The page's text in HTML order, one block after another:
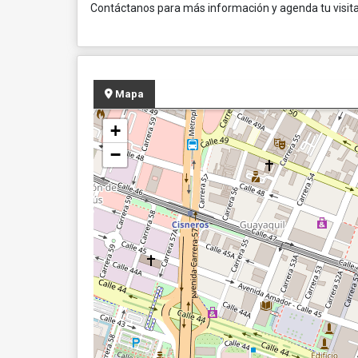
Contáctanos para más información y agenda tu
Mapa
+
−